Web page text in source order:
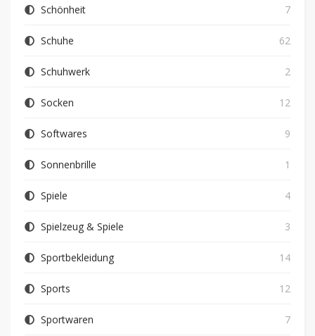
Schönheit 7
Schuhe 62
Schuhwerk 2
Socken 12
Softwares 9
Sonnenbrille 1
Spiele 4
Spielzeug & Spiele 3
Sportbekleidung 14
Sports 12
Sportwaren 7